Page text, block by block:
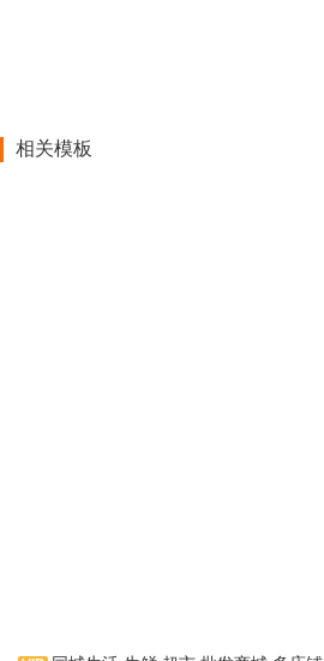
相关模板